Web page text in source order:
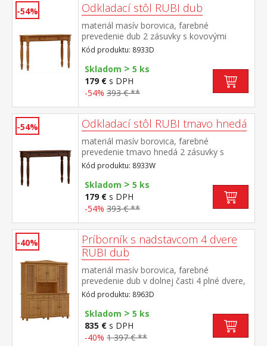
-54% Odkladací stôl RUBI dub
materiál masív borovica, farebné
prevedenie dub 2 zásuvky s kovovými
pojazdmi
Kód produktu: 8933D
Skladom > 5 ks
179 € s DPH
-54% 393 € **
-54% Odkladací stôl RUBI tmavo hnedá
materiál masív borovica, farebné
prevedenie tmavo hnedá 2 zásuvky s
kovovými pojazdmi
Kód produktu: 8933W
Skladom > 5 ks
179 € s DPH
-54% 393 € **
-40%
Príborník s nadstavcom 4 dvere
RUBI dub
materiál masív borovica, farebné
prevedenie dub v dolnej časti 4 plné dvere,
4 zásuvky s kovovými pojazdmi v hornej
časti 2 presklené a 2 plné dvere
Kód produktu: 8963D
Skladom > 5 ks
835 € s DPH
-40% 1 397 € **